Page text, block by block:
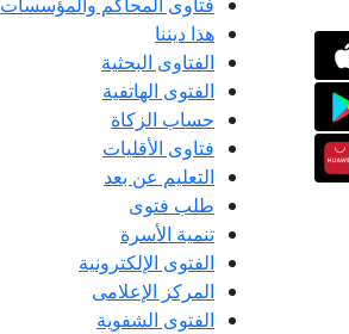
هذا ديننا
الفتاوى البحثية
الفتوى الهاتفية
حساب الزكاة
فتاوى الأقليات
التعليم عن بعد
طلب فتوى
تنمية الأسرة
الفتوى الإلكترونية
المركز الإعلامى
الفتوى الشفوية